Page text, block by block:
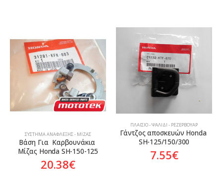
ΣΎΣΤΗΜΑ ΑΝΆΦΛΕΞΗΣ - ΜΊΖΑΣ
Βάση Για  Καρβουνάκια
Μίζας Honda SH-150-125
20.38€
ΠΛΑΊΣΙΟ - ΨΑΛΊΔΙ - ΡΕΖΕΡΒΟΥΆΡ
Γάντζος αποσκευών Honda
SH-125/150/300
7.55€